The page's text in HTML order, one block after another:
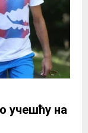
учешћу на